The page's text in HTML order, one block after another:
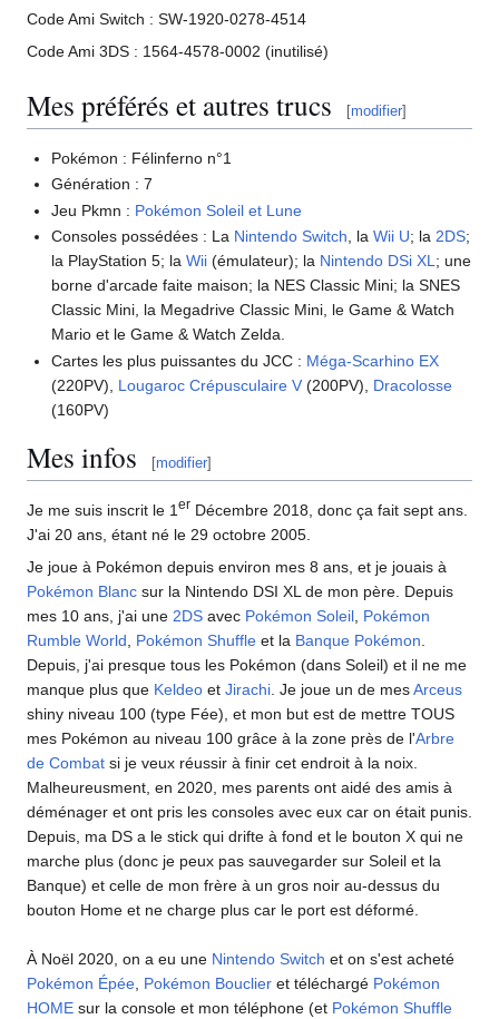
Code Ami Switch : SW-1920-0278-4514
Code Ami 3DS : 1564-4578-0002 (inutilisé)
Mes préférés et autres trucs [modifier]
Pokémon : Félinferno n°1
Génération : 7
Jeu Pkmn : Pokémon Soleil et Lune
Consoles possédées : La Nintendo Switch, laWii U; la2DS;
la PlayStation 5; laWii (émulateur); la Nintendo DSi XL; une
borne d'arcade faite maison; la NES Classic Mini; la SNES
Classic Mini, la Megadrive Classic Mini, le Game & Watch
Mario et le Game & Watch Zelda.
Cartes les plus puissantes du JCC : Méga-Scarhino EX
(220PV), Lougaroc Crépusculaire V (200PV), Dracolosse
(160PV)
Mes infos [modifier]
Je me suis inscrit le 1 er Décembre 2018, donc ça fait sept ans.
J'ai 20 ans, étant né le 29 octobre 2005.
Je joue à Pokémon depuis environ mes 8 ans, et je jouais à
Pokémon Blanc sur la Nintendo DSI XL de mon père. Depuis
mes 10 ans, j'ai une 2DS avec Pokémon Soleil Pokémon
Rumble World
Pokémon Shuffle et la Banque Pokémon
Depuis, j'ai presque tous les Pokémon (dans Soleil) et il ne me
manque plus que Keldeo et Jirachi . Je joue un de mesArceus
shiny niveau 100 (type Fée), et mon but est de mettre TOUS
mes Pokémon au niveau 100 grâce à la zone près de l'Arbre
de Combat si je veux réussir à finir cet endroit à la noix.
Malheureusment, en 2020, mes parents ont aidé des amis à
déménager et ont pris les consoles avec eux car on était punis.
Depuis, ma DS a le stick qui drifte à fond et le bouton X qui ne
marche plus (donc je peux pas sauvegarder sur Soleil et la
Banque) et celle de mon frère à un gros noir au-dessus du
bouton Home et ne charge plus car le port est déformé.
À Noël 2020, on a eu une Nintendo Switch et on s'est acheté
Pokémon Épée Pokémon Bouclier et téléchargé Pokémon
HOME sur la console et mon téléphone (et Pokémon Shuffle